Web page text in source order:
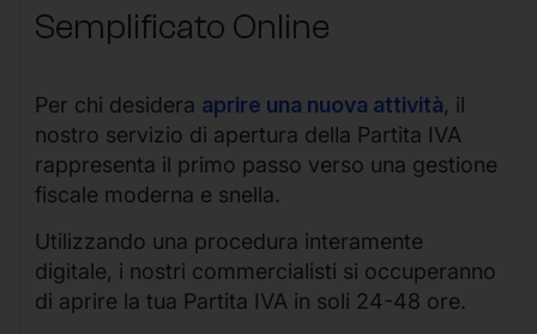
Semplificato Online
Per chi desidera aprire una nuova attività, il
nostro servizio di apertura della Partita IVA
rappresenta il primo passo verso una gestione
fiscale moderna e snella.
Utilizzando una procedura interamente
digitale, i nostri commercialisti si occuperanno
di aprire la tua Partita IVA in soli 24-48 ore.